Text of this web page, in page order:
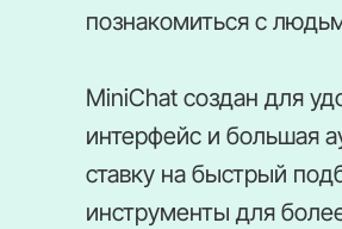
познакомиться с
MiniChat создан для
интерфейс и большая
ставку на быстрый
инструменты для